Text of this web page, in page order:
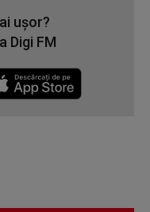
ușor?
Digi FM